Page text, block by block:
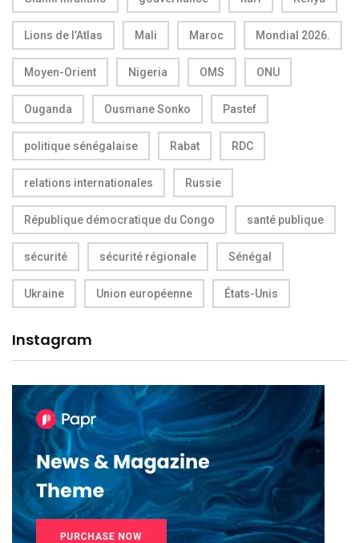
Lions de l’Atlas Mali Maroc Mondial 2026.
Moyen-Orient Nigeria OMS ONU
Ouganda Ousmane Sonko Pastef
politique sénégalaise Rabat RDC
relations internationales Russie
République démocratique du Congo santé publique
sécurité sécurité régionale Sénégal
Ukraine Union européenne États-Unis
Instagram